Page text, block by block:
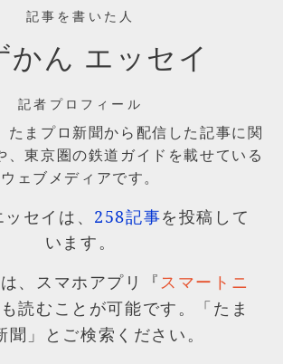
記事を書いた人
かん エッセイ
記者プロフィール
たまプロ新聞から配信した記事に関
、東京圏の鉄道ガイドを載せている
ウェブメディアです。
セイは、 258記事を投稿して
います。
、スマホアプリ『 スマートニ
も読むことが可能です。「たま
聞」とご検索ください。